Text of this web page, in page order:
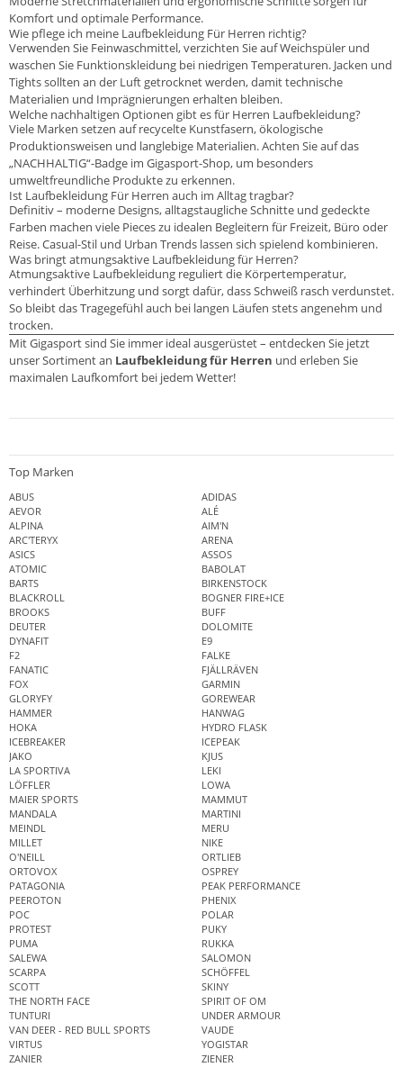
Komfort und optimale Performance.
Wie pflege ich meine Laufbekleidung Für Herren richtig?
Verwenden Sie Feinwaschmittel, verzichten Sie auf Weichspüler und
waschen Sie Funktionskleidung bei niedrigen Temperaturen. Jacken und
Tights sollten an der Luft getrocknet werden, damit technische
Materialien und Imprägnierungen erhalten bleiben.
Welche nachhaltigen Optionen gibt es für Herren Laufbekleidung?
Viele Marken setzen auf recycelte Kunstfasern, ökologische
Produktionsweisen und langlebige Materialien. Achten Sie auf das
„NACHHALTIG“-Badge im Gigasport-Shop, um besonders
umweltfreundliche Produkte zu erkennen.
Ist Laufbekleidung Für Herren auch im Alltag tragbar?
Definitiv – moderne Designs, alltagstaugliche Schnitte und gedeckte
Farben machen viele Pieces zu idealen Begleitern für Freizeit, Büro oder
Reise. Casual-Stil und Urban Trends lassen sich spielend kombinieren.
Was bringt atmungsaktive Laufbekleidung für Herren?
Atmungsaktive Laufbekleidung reguliert die Körpertemperatur,
verhindert Überhitzung und sorgt dafür, dass Schweiß rasch verdunstet.
So bleibt das Tragegefühl auch bei langen Läufen stets angenehm und
trocken.
Mit Gigasport sind Sie immer ideal ausgerüstet – entdecken Sie jetzt
unser Sortiment an Laufbekleidung für Herren und erleben Sie
maximalen Laufkomfort bei jedem Wetter!
Top Marken
ABUS
ADIDAS
AEVOR
ALÉ
ALPINA
AIM'N
ARC'TERYX
ARENA
ASICS
ASSOS
ATOMIC
BABOLAT
BARTS
BIRKENSTOCK
BLACKROLL
BOGNER FIRE+ICE
BROOKS
BUFF
DEUTER
DOLOMITE
DYNAFIT
E9
F2
FALKE
FANATIC
FJÄLLRÄVEN
FOX
GARMIN
GLORYFY
GOREWEAR
HAMMER
HANWAG
HOKA
HYDRO FLASK
ICEBREAKER
ICEPEAK
JAKO
KJUS
LA SPORTIVA
LEKI
LÖFFLER
LOWA
MAIER SPORTS
MAMMUT
MANDALA
MARTINI
MEINDL
MERU
MILLET
NIKE
O'NEILL
ORTLIEB
ORTOVOX
OSPREY
PATAGONIA
PEAK PERFORMANCE
PEEROTON
PHENIX
POC
POLAR
PROTEST
PUKY
PUMA
RUKKA
SALEWA
SALOMON
SCARPA
SCHÖFFEL
SCOTT
SKINY
THE NORTH FACE
SPIRIT OF OM
TUNTURI
UNDER ARMOUR
VAN DEER - RED BULL SPORTS
VAUDE
VIRTUS
YOGISTAR
ZANIER
ZIENER